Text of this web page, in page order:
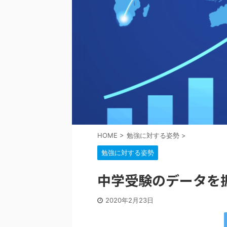
HOME > 勉強に対する姿勢 >
勉強に対する姿勢
中学受験のデータを
2020年2月23日